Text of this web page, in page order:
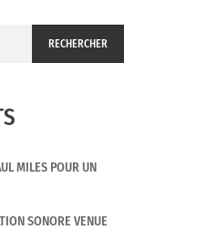
RECHERCHER
MILES POUR UN
SONORE VENUE